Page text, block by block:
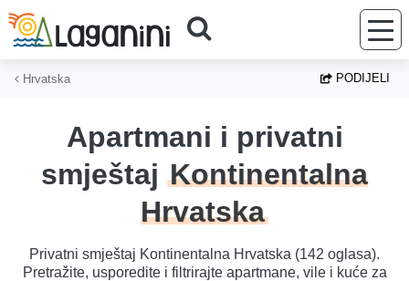
Preskoči na glavni sadržaj
Hrvatska PODIJELI
Apartmani i privatni
smještaj Kontinentalna
Hrvatska
Privatni smještaj Kontinentalna Hrvatska (142 oglasa).
Pretražite, usporedite i filtrirajte apartmane, vile i kuće za